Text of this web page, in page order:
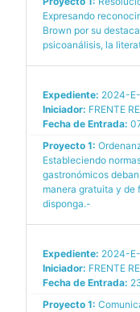
Expresando
Brown por su
psicoanálisis, la
Expediente: 2024-
Iniciador: FRENTE
Fecha de Entrada:
Proyecto 1:
Estableciendo
gastronómicos
manera gratuita y de
disponga.-
Expediente: 2024-
Iniciador: FRENTE
Fecha de Entrada:
Proyecto 1: